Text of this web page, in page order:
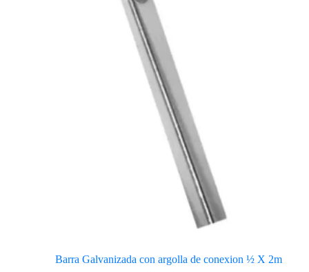
Barra Galvanizada con argolla de conexion ½ X 2m